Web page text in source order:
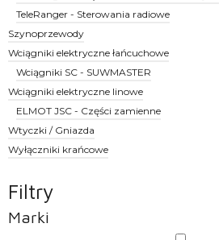
TeleRanger - Sterowania radiowe
Szynoprzewody
Wciągniki elektryczne łańcuchowe
Wciągniki SC - SUWMASTER
Wciągniki elektryczne linowe
ELMOT JSC - Części zamienne
Wtyczki / Gniazda
Wyłączniki krańcowe
Filtry
Marki